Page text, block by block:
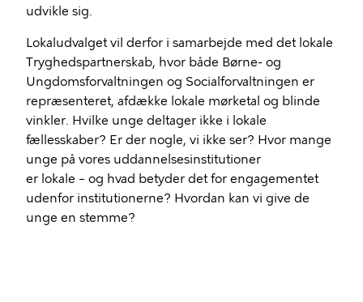
udvikle sig.
Lokaludvalget vil derfor i samarbejde med det lokale
Tryghedspartnerskab, hvor både Børne- og
Ungdomsforvaltningen og Socialforvaltningen er
repræsenteret, afdække lokale mørketal og blinde
vinkler. Hvilke unge deltager ikke i lokale
fællesskaber? Er der nogle, vi ikke ser? Hvor mange
unge på vores uddannelsesinstitutioner
er lokale – og hvad betyder det for engagementet
udenfor institutionerne? Hvordan kan vi give de
unge en stemme?